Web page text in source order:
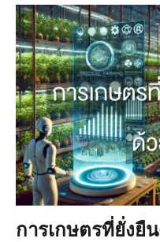
การเกษตรที่ยั่งยื